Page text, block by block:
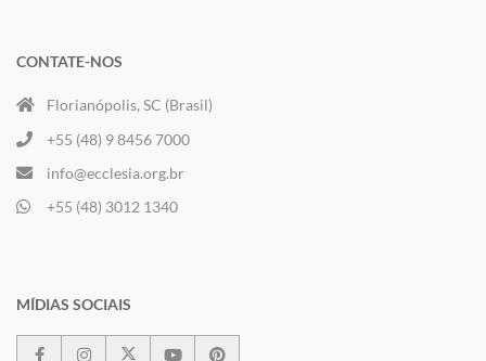
CONTATE-NOS
Florianópolis, SC (Brasil)
+55 (48) 9 8456 7000
info@ecclesia.org.br
+55 (48) 3012 1340
MÍDIAS SOCIAIS